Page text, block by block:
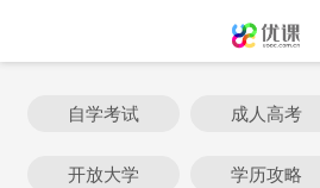
自学考试 成人高考
开放大学 学历攻略